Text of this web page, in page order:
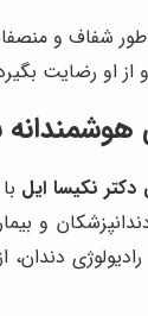
شفاف و
از او رضایت
نکیسا ایل